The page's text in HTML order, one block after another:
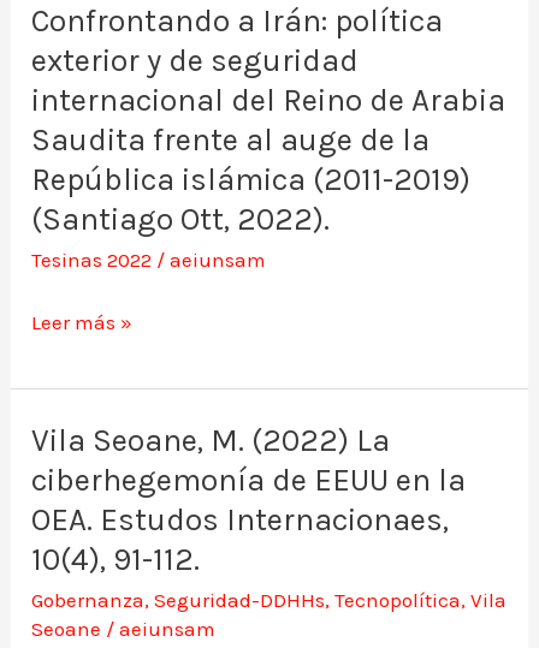
Confrontando a Irán: política
exterior y de seguridad
internacional del Reino de Arabia
Saudita frente al auge de la
República islámica (2011-2019)
(Santiago Ott, 2022).
Tesinas 2022 /aeiunsam
Confrontando
a
Irán:
política
exterior
y
de
internacional
Reino
de
Arabia
al
auge
Leer más »
Vila Seoane, M. (2022) La
ciberhegemonía de EEUU en la
OEA. Estudos Internacionaes,
10(4), 91-112.
Gobernanza,Seguridad-DDHHs,Tecnopolítica,Vila
Seoane /aeiunsam
Vila
Seoane,
M.
(2022)
ciberhegemonía